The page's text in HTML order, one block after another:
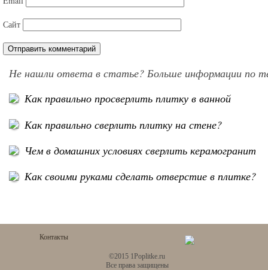
Сайт
Не нашли ответа в статье? Больше информации по
Как правильно просверлить плитку в ванной
Как правильно сверлить плитку на стене?
Чем в домашних условиях сверлить керамогранит
Как своими руками сделать отверстие в плитке?
Контакты
©2015 1Poplitke.ru
Все права защищены